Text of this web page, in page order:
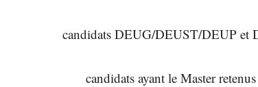
candidats DEUG/DEUST/DEUP et
candidats ayant le Master retenus